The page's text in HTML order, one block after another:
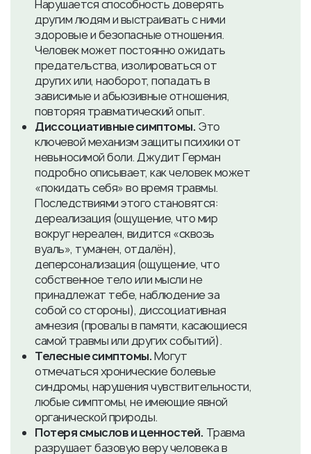
Нарушается способность доверять
другим людям и выстраивать с ними
здоровые и безопасные отношения.
Человек может постоянно ожидать
предательства, изолироваться от
других или, наоборот, попадать в
зависимые и абьюзивные отношения,
повторяя травматический опыт.
Диссоциативные симптомы. Это
ключевой механизм защиты психики от
невыносимой боли. Джудит Герман
подробно описывает, как человек может
«покидать себя» во время травмы.
Последствиями этого становятся:
дереализация (ощущение, что мир
вокруг нереален, видится «сквозь
вуаль», туманен, отдалён),
деперсонализация (ощущение, что
собственное тело или мысли не
принадлежат тебе, наблюдение за
собой со стороны), диссоциативная
амнезия (провалы в памяти, касающиеся
самой травмы или других событий).
Телесные симптомы.Могут
отмечаться хронические болевые
синдромы, нарушения чувствительности,
любые симптомы, не имеющие явной
органической природы.
Потеря смыслов и ценностей. Травма
разрушает базовую веру человека в